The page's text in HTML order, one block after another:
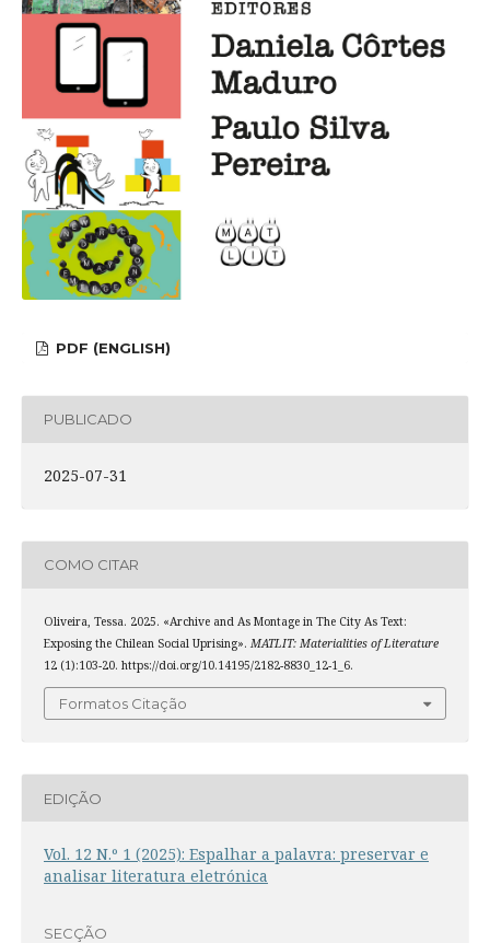
PDF (ENGLISH)
PUBLICADO
2025-07-31
COMO CITAR
Oliveira, Tessa. 2025. «Archive and As Montage in The City As Text:
Exposing the Chilean Social Uprising». MATLIT: Materialities of Literature
12 (1):103-20. https://doi.org/10.14195/2182-8830_12-1_6.
Formatos Citação
EDIÇÃO
Vol. 12 N.º 1 (2025): Espalhar a palavra: preservar e
analisar literatura eletrónica
SECÇÃO